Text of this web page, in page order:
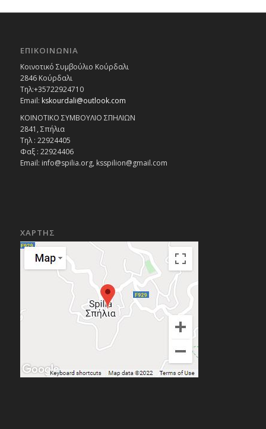
ΕΠΙΚΟΙΝΩΝΙΑ
Κοινοτικό Συμβούλιο Κούρδαλι
2846 Κούρδαλι
Τηλ:+35722924710
Email: kskourdali@outlook.com
ΚΟΙΝΟΤΙΚΟ ΣΥΜΒΟΥΛΙΟ ΣΠΗΛΙΩΝ
2841, Σπήλια
Τηλ : 22924405
Φαξ : 22924406
Email: info@spilia.org, ksspilion@gmail.com
ΧΑΡΤΗΣ